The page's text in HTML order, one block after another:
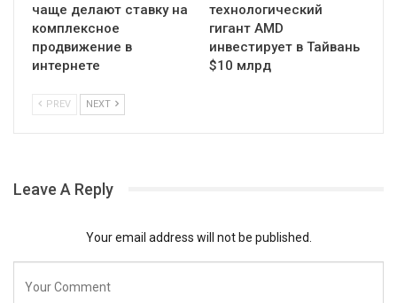
чаще делают ставку на
комплексное
продвижение в
интернете
технологический
гигант AMD
инвестирует в Тайвань
$10 млрд
PREV NEXT
Leave A Reply
Your email address will not be published.